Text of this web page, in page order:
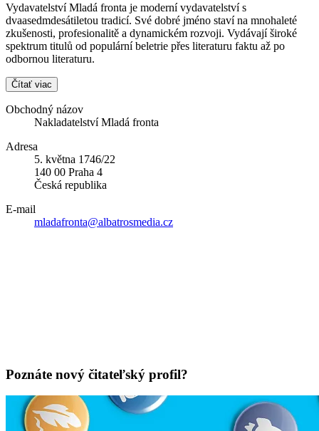
Vydavatelství Mladá fronta je moderní vydavatelství s
dvaasedmdesátiletou tradicí. Své dobré jméno staví na mnohaleté
zkušenosti, profesionalitě a dynamickém rozvoji. Vydávají široké
spektrum titulů od populární beletrie přes literaturu faktu až po
odbornou literaturu.
Čítať viac
Obchodný názov
Nakladatelství Mladá fronta
Adresa
5. května 1746/22
140 00 Praha 4
Česká republika
E-mail
mladafronta@albatrosmedia.cz
Poznáte nový čitateľský profil?